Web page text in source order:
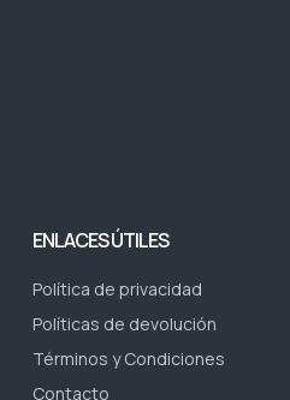
ENLACES ÚTILES
Política de privacidad
Políticas de devolución
Términos y Condiciones
Contacto